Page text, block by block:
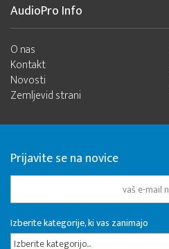
AudioPro Info
O nas
Kontakt
Novosti
Zemljevid strani
Prijavite se na novice
Izberite kategorije, ki vas zanimajo
Izberite kategorijo...